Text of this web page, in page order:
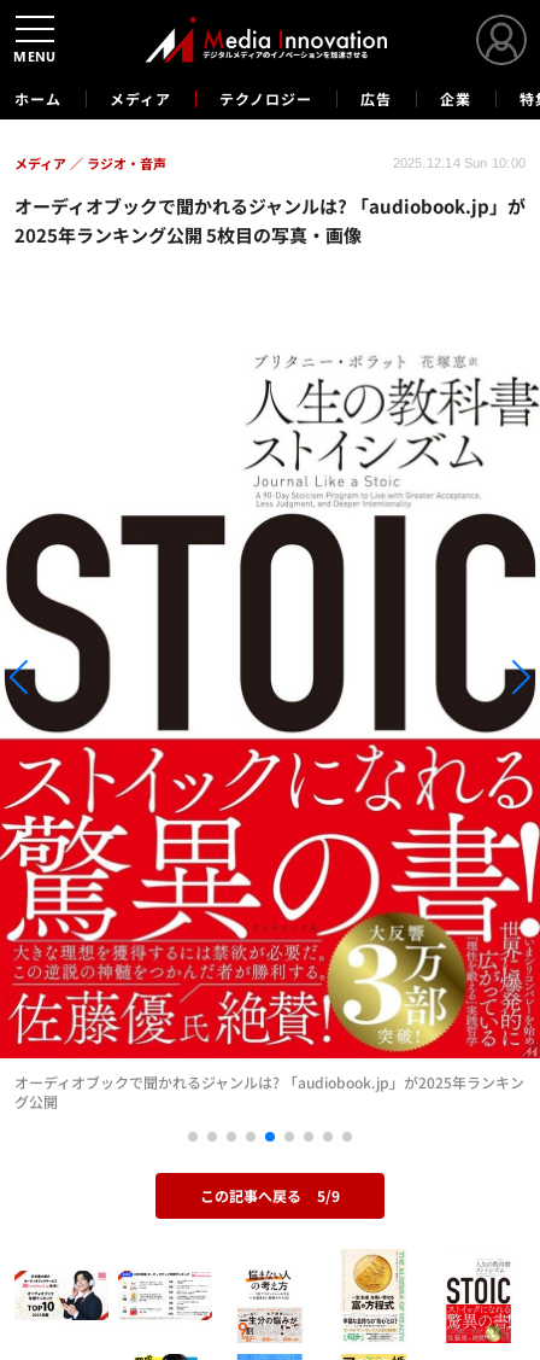
ホーム メディア テクノロジー 広告 企業 特
オーディオブックで聞かれるジャンルは? 「audiobook.jp」が
2025年ランキング公開 5枚目の写真・画像
メディア ラジオ・音声 2025.12.14 Sun 10:00
オーディオブックで聞かれるジャンルは? 「audiobook.jp」が2025年ランキン
グ公開
この記事へ戻る 5/9
MENU